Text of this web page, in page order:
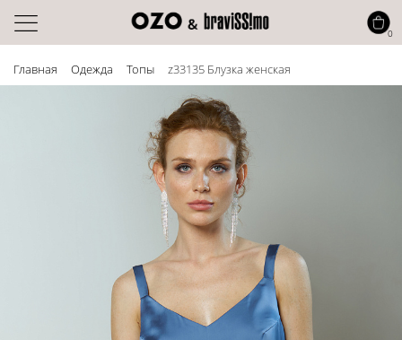
Главная Одежда Топы z33135 Блузка женская
0